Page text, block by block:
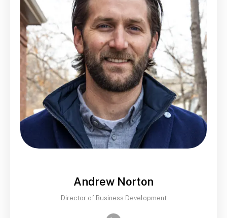
Andrew Norton
Director of Business Development